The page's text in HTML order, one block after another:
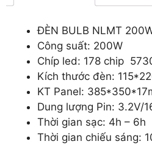
ĐÈN BULB NLMT
Công suất: 200W
Chíp led: 178 chip
Kích thước đèn:
KT Panel:
Dung lượng Pin: 3.2V/
Thời gian sạc: 4h – 6h
Thời gian chiếu sáng: